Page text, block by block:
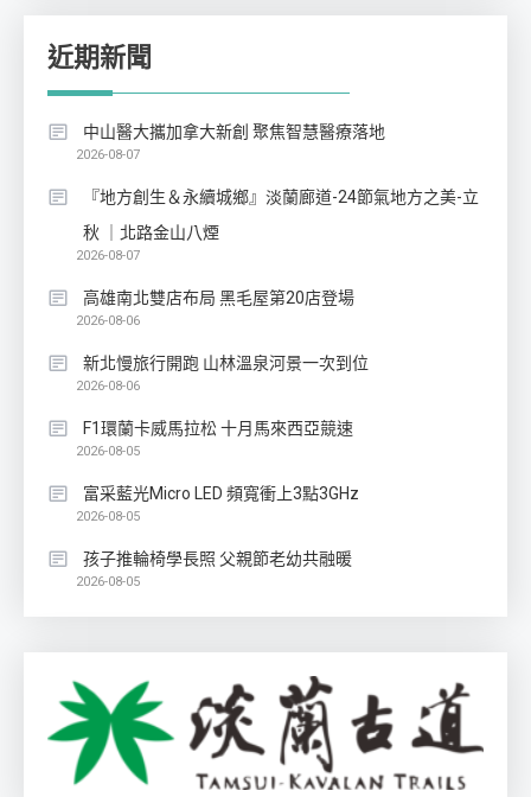
近期新聞
中山醫大攜加拿大新創 聚焦智慧醫療落地
2026-08-07
『地方創生＆永續城鄉』淡蘭廊道-24節氣地方之美-立
秋 ｜北路金山八煙
2026-08-07
高雄南北雙店布局 黑毛屋第20店登場
2026-08-06
新北慢旅行開跑 山林溫泉河景一次到位
2026-08-06
F1環蘭卡威馬拉松 十月馬來西亞競速
2026-08-05
富采藍光Micro LED 頻寬衝上3點3GHz
2026-08-05
孩子推輪椅學長照 父親節老幼共融暖
2026-08-05